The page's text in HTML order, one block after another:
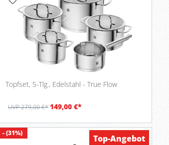
Topfset, 5-Tlg., Edelstahl - True Flow
UVP 279,00 €*149,00 €*
- (31%)
Verfügbar
Top-Angebot